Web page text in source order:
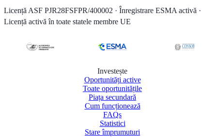
Licență ASF PJR28FSFPR/400002 · Înregistrare ESMA activă ·
Licență activă în toate statele membre UE
Investește
Oportunități active
Toate oportunitățile
Piața secundară
Cum funcționează
FAQs
Statistici
Stare împrumuturi